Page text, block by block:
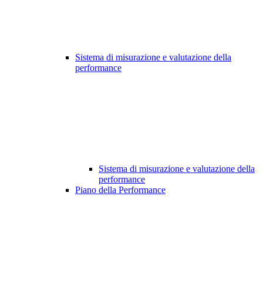
Sistema di misurazione e valutazione della
performance
Sistema di misurazione e valutazione della
performance
Piano della Performance